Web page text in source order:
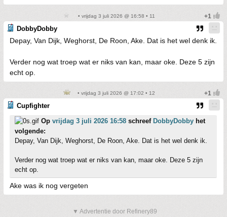
• vrijdag 3 juli 2026 @ 16:58 • 11
DobbyDobby
Depay, Van Dijk, Weghorst, De Roon, Ake. Dat is het wel denk ik.
Verder nog wat troep wat er niks van kan, maar oke. Deze 5 zijn
echt op.
• vrijdag 3 juli 2026 @ 17:02 • 12
Cupfighter
Op vrijdag 3 juli 2026 16:58 schreef DobbyDobby het
volgende:
Depay, Van Dijk, Weghorst, De Roon, Ake. Dat is het wel denk ik.
Verder nog wat troep wat er niks van kan, maar oke. Deze 5 zijn
echt op.
Ake was ik nog vergeten
▼ Advertentie door Refinery89